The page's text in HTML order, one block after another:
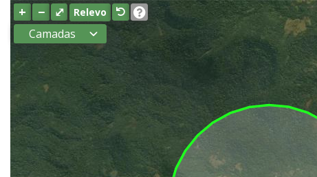
+ − ⤢ Relevo
Camadas
Estados
Municípios
Terras
indígenas
(FUNAI)
UC Federal
UC Estaduais